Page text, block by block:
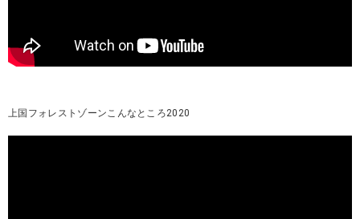
上国フォレストゾーンこんなところ2020